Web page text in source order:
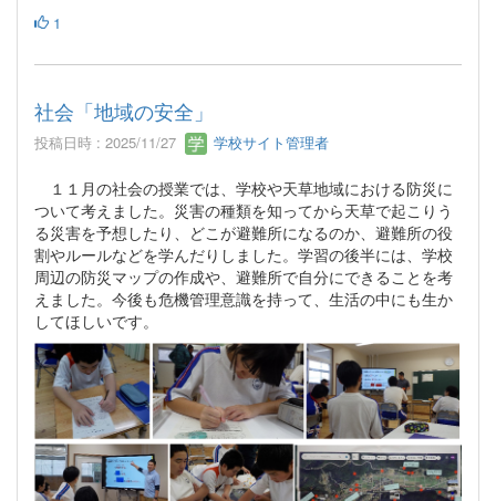
1
社会「地域の安全」
投稿日時 : 2025/11/27 学校サイト管理者
１１月の社会の授業では、学校や天草地域における防災に
ついて考えました。災害の種類を知ってから天草で起こりう
る災害を予想したり、どこが避難所になるのか、避難所の役
割やルールなどを学んだりしました。学習の後半には、学校
周辺の防災マップの作成や、避難所で自分にできることを考
えました。今後も危機管理意識を持って、生活の中にも生か
してほしいです。